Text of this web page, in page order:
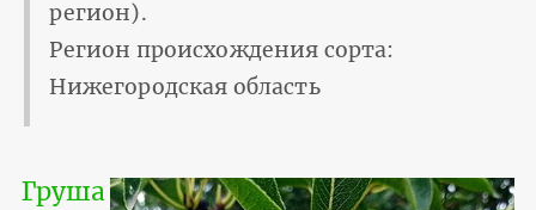
регион).
Регион происхождения сорта:
Нижегородская область
Груша